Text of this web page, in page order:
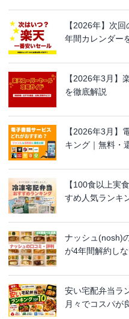
【2026年】次
年間カレンダー
【2026年3月】
を徹底解説
【2026年3月】
キング｜無料・
【100食以上実
すめ人気ランキ
ナッシュ(nosh)
が4年間解約し
安い宅配弁当ラ
月々でコスパが